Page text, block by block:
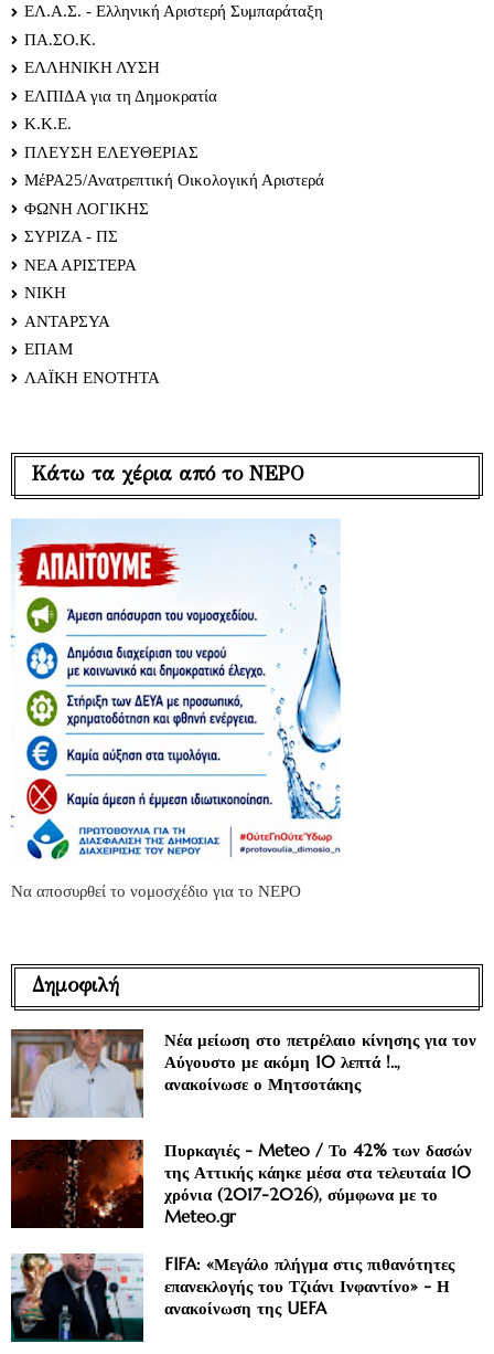
ΕΛ.Α.Σ. - Ελληνική Αριστερή Συμπαράταξη
ΠΑ.ΣΟ.Κ.
ΕΛΛΗΝΙΚΗ ΛΥΣΗ
ΕΛΠΙΔΑ για τη Δημοκρατία
Κ.Κ.Ε.
ΠΛΕΥΣΗ ΕΛΕΥΘΕΡΙΑΣ
ΜέΡΑ25/Ανατρεπτική Οικολογική Αριστερά
ΦΩΝΗ ΛΟΓΙΚΗΣ
ΣΥΡΙΖΑ - ΠΣ
ΝΕΑ ΑΡΙΣΤΕΡΑ
ΝΙΚΗ
ΑΝΤΑΡΣΥΑ
ΕΠΑΜ
ΛΑΪΚΗ ΕΝΟΤΗΤΑ
Κάτω τα χέρια από το ΝΕΡΟ
Να αποσυρθεί το νομοσχέδιο για το ΝΕΡΟ
Δημοφιλή
Νέα μείωση στο πετρέλαιο κίνησης για τον
Αύγουστο με ακόμη 10 λεπτά !..,
ανακοίνωσε ο Μητσοτάκης
Πυρκαγιές - Meteo / Το 42% των δασών
της Αττικής κάηκε μέσα στα τελευταία 10
χρόνια (2017-2026), σύμφωνα με το
Meteo.gr
FIFA: «Μεγάλο πλήγμα στις πιθανότητες
επανεκλογής του Τζιάνι Ινφαντίνο» - Η
ανακοίνωση της UEFA